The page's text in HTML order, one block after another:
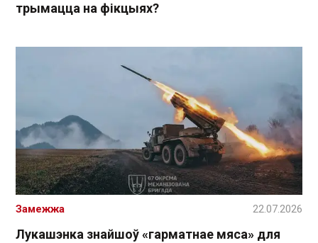
трымацца на фікцыях?
Лукашэнка знайшоў «гарматнае мяса» для
Замежжа 22.07.2026